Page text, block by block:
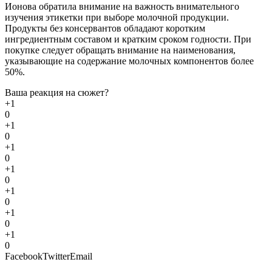
Ионова обратила внимание на важность внимательного
изучения этикетки при выборе молочной продукции.
Продукты без консервантов обладают коротким
ингредиентным составом и кратким сроком годности. При
покупке следует обращать внимание на наименования,
указывающие на содержание молочных компонентов более
50%.
Ваша реакция на сюжет?
+1
0
+1
0
+1
0
+1
0
+1
0
+1
0
+1
0
FacebookTwitterEmail